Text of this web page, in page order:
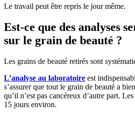
Le travail peut être repris le jour même.
Est-ce que des analyses
sur le grain de beauté ?
Les grains de beauté retirés sont
L’analyse au laboratoire est
s’assurer que tout le grain de beauté a
qu’il n’est pas cancéreux d’autre part.
15 jours environ.